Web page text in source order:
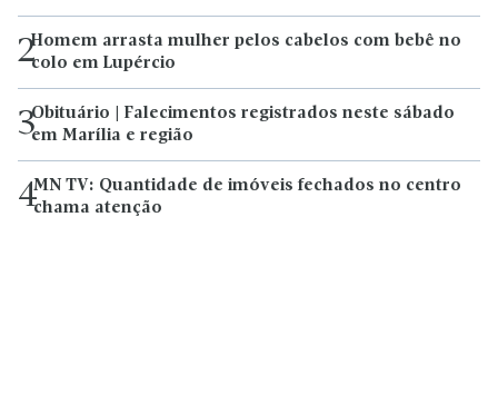
2Homem arrasta mulher pelos cabelos com bebê no
colo em Lupércio
3Obituário | Falecimentos registrados neste sábado
em Marília e região
4MN TV: Quantidade de imóveis fechados no centro
chama atenção